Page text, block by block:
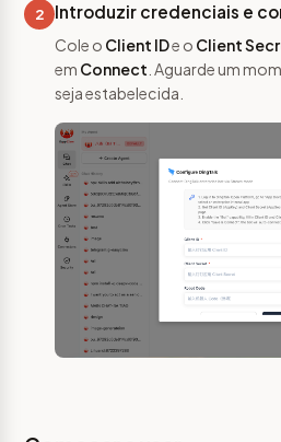
2 Introduzir credenciais e
Cole o Client IDe o Client
em Connect . Aguarde um
seja estabelecida.